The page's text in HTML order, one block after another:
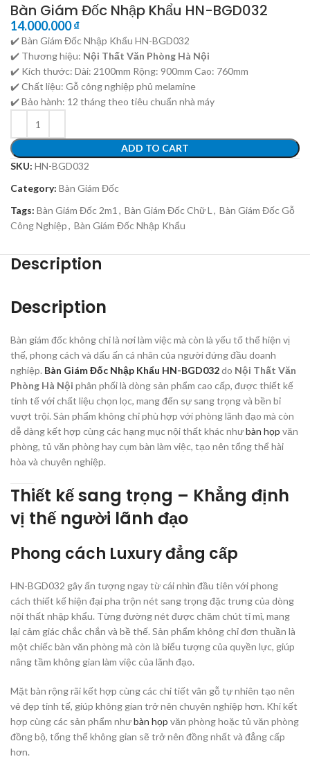
Bàn Giám Đốc Nhập Khẩu HN-BGD032
14.000.000₫
✔️ Bàn Giám Đốc Nhập Khẩu HN-BGD032
✔️ Thương hiệu: Nội Thất Văn Phòng Hà Nội
✔️ Kích thước: Dài: 2100mm Rộng: 900mm Cao: 760mm
✔️ Chất liệu: Gỗ công nghiệp phủ melamine
✔️ Bảo hành: 12 tháng theo tiêu chuẩn nhà máy
ADD TO CART
SKU: HN-BGD032
Category: Bàn Giám Đốc
Tags: Bàn Giám Đốc 2m1 , Bàn Giám Đốc Chữ L , Bàn Giám Đốc Gỗ
Công Nghiệp, Bàn Giám Đốc Nhập Khẩu
Description
Description
Bàn giám đốc không chỉ là nơi làm việc mà còn là yếu tố thể hiện vị
thế, phong cách và dấu ấn cá nhân của người đứng đầu doanh
nghiệp. Bàn Giám Đốc Nhập Khẩu HN-BGD032do Nội Thất Văn
Phòng Hà Nội phân phối là dòng sản phẩm cao cấp, được thiết kế
tinh tế với chất liệu chọn lọc, mang đến sự sang trọng và bền bỉ
vượt trội. Sản phẩm không chỉ phù hợp với phòng lãnh đạo mà còn
dễ dàng kết hợp cùng các hạng mục nội thất khác nhưbàn họp văn
phòng, tủ văn phòng hay cụm bàn làm việc, tạo nên tổng thể hài
hòa và chuyên nghiệp.
Thiết kế sang trọng – Khẳng định
vị thế người lãnh đạo
Phong cách Luxury đẳng cấp
HN-BGD032 gây ấn tượng ngay từ cái nhìn đầu tiên với phong
cách thiết kế hiện đại pha trộn nét sang trọng đặc trưng của dòng
nội thất nhập khẩu. Từng đường nét được chăm chút tỉ mỉ, mang
lại cảm giác chắc chắn và bề thế. Sản phẩm không chỉ đơn thuần là
một chiếc bàn văn phòng mà còn là biểu tượng của quyền lực, giúp
nâng tầm không gian làm việc của lãnh đạo.
Mặt bàn rộng rãi kết hợp cùng các chi tiết vân gỗ tự nhiên tạo nên
vẻ đẹp tinh tế, giúp không gian trở nên chuyên nghiệp hơn. Khi kết
hợp cùng các sản phẩm nhưbàn họp văn phòng hoặc tủ văn phòng
đồng bộ, tổng thể không gian sẽ trở nên đồng nhất và đẳng cấp
hơn.